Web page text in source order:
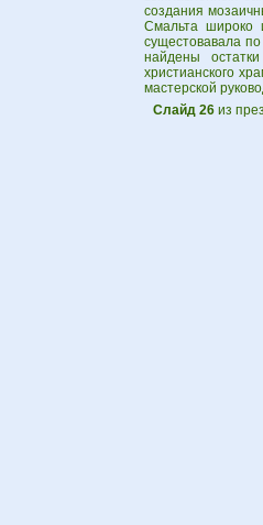
создания
Смальта широко
сущестовавала
найдены
христианского
мастерской
Слайд 26из